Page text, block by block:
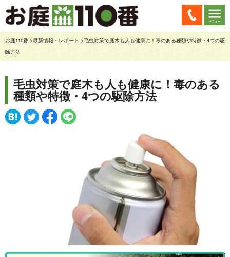
お庭110番>最新情報・レポート >毛虫対策で庭木も人も健康に！毒のある種類や特徴・4つの駆
除方法
毛虫対策で庭木も人も健康に！毒のある
種類や特徴・4つの駆除方法